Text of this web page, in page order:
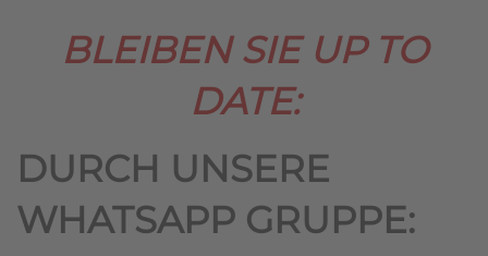
BLEIBEN SIE UP TO
DATE:
DURCH UNSERE
WHATSAPP GRUPPE: